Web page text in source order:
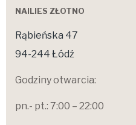
NAILIES ZŁOTNO
Rąbieńska 47
94-244 Łódź
Godziny otwarcia:
pn.- pt.: 7:00 – 22:00